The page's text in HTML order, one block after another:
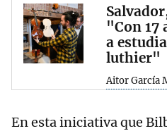
"Con 17
a
luthier"
Aitor García
En esta iniciativa que